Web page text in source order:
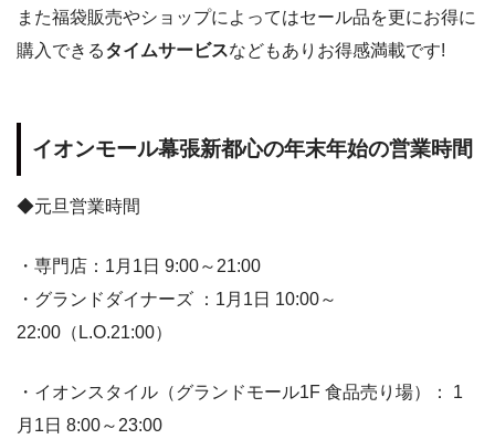
また福袋販売やショップによってはセール品を更にお得に
購入できるタイムサービスなどもありお得感満載です!
イオンモール幕張新都心の年末年始の営業時間
◆元旦営業時間
・専門店：1月1日 9:00～21:00
・グランドダイナーズ ：1月1日 10:00～
22:00（L.O.21:00）
・イオンスタイル（グランドモール1F 食品売り場）： 1
月1日 8:00～23:00